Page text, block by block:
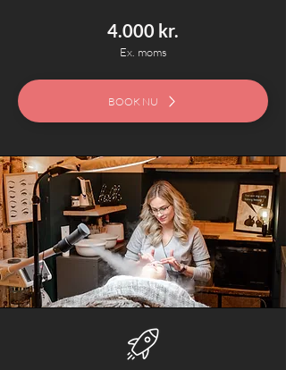
4.000 kr.
Ex. moms
BOOK NU